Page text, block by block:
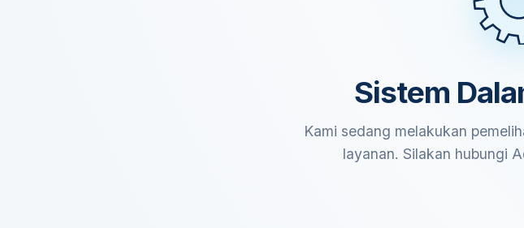
Sistem
Kami sedang melakukan
layanan. Silakan hubungi